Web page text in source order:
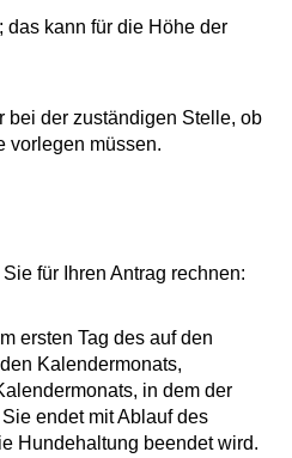
kann für die Höhe der
bei der zuständigen Stelle, ob
vorlegen müssen.
für Ihren Antrag rechnen:
ersten Tag des auf den
Kalendermonats,
in dem der
endet mit Ablauf des
Hundehaltung beendet wird.